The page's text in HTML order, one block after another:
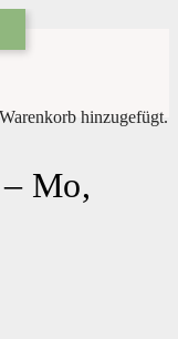
hinzugefügt.
Mo,